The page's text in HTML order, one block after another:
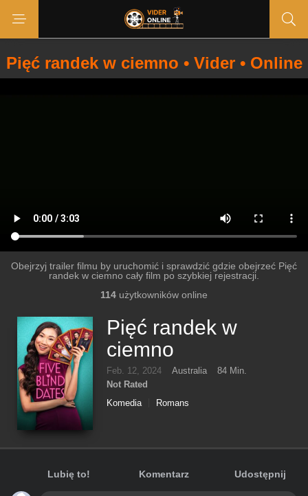
Pięć randek w ciemno • Vider • Online
Obejrzyj trailer filmu by uruchomić i sprawdzić gdzie obejrzeć Pięć
randek w ciemno cały film po szybkiej rejestracji.
114 użytkowników online
Pięć randek w
ciemno
Feb. 12, 2024 Australia
84 Min.
Not Rated
Komedia
Romans
Lubię to! Komentarz Udostępnij